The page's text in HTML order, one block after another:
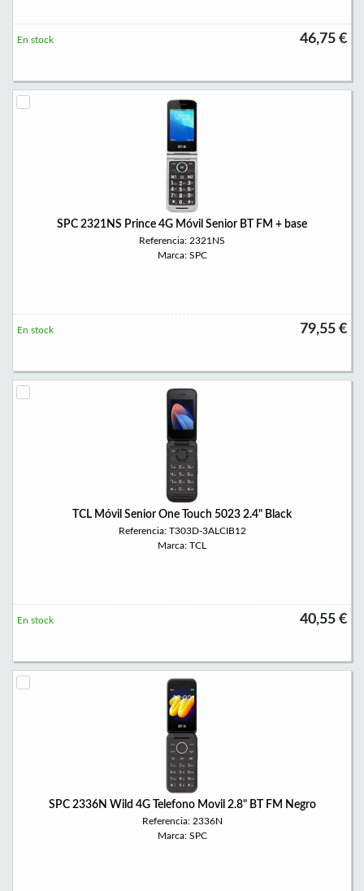
46,75 €
En stock
SPC 2321NS Prince 4G Móvil Senior BT FM + base
Referencia: 2321NS
Marca: SPC
79,55 €
En stock
TCL Móvil Senior One Touch 5023 2.4" Black
Referencia: T303D-3ALCIB12
Marca: TCL
40,55 €
En stock
SPC 2336N Wild 4G Telefono Movil 2.8" BT FM Negro
Referencia: 2336N
Marca: SPC